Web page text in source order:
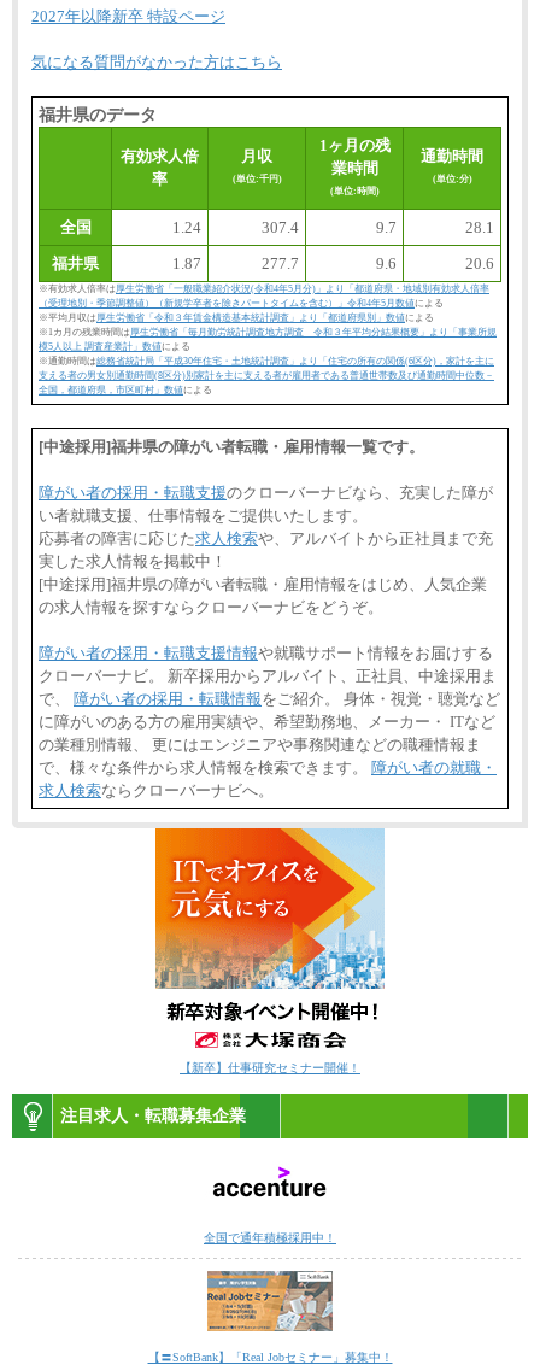
2027年以降新卒 特設ページ
気になる質問がなかった方はこちら
福井県のデータ
有効求人倍
率
月収
(単位:千円)
1ヶ月の残
業時間
(単位:時間)
通勤時間
(単位:分)
全国 1.24 307.4 9.7
28.1
福井県
1.87 277.7 9.6 20.6
※有効求人倍率は 厚生労働省「一般職業紹介状況(令和4年5月分)」より「都道府県・地域別有効求人倍率
（受理地別・季節調整値）（新規学卒者を除きパートタイムを含む）」令和4年5月数値による
※平均月収は 厚生労働省「令和３年賃金構造基本統計調査」より「都道府県別」数値による
※1カ月の残業時間は 厚生労働省「毎月勤労統計調査地方調査 令和３年平均分結果概要」より「事業所規
模5人以上 調査産業計」数値による
※通勤時間は総務省統計局「平成30年住宅・土地統計調査」より「住宅の所有の関係(6区分)，家計を主に
支える者の男女別通勤時間(8区分)別家計を主に支える者が雇用者である普通世帯数及び通勤時間中位数－
全国，都道府県，市区町村」数値による
[中途採用]福井県の障がい者転職・雇用情報一覧です。
障がい者の採用・転職支援のクローバーナビなら、充実した障が
い者就職支援、仕事情報をご提供いたします。
応募者の障害に応じた求人検索や、アルバイトから正社員まで充
実した求人情報を掲載中！
[中途採用]福井県の障がい者転職・雇用情報をはじめ、人気企業
の求人情報を探すならクローバーナビをどうぞ。
障がい者の採用・転職支援情報や就職サポート情報をお届けする
クローバーナビ。 新卒採用からアルバイト、正社員、中途採用ま
で、 障がい者の採用・転職情報をご紹介。 身体・視覚・聴覚など
に障がいのある方の雇用実績や、希望勤務地、メーカー・ ITなど
の業種別情報、 更にはエンジニアや事務関連などの職種情報ま
で、様々な条件から求人情報を検索できます。 障がい者の就職・
求人検索ならクローバーナビへ。
【新卒】仕事研究セミナー開催！
注目求人・転職募集企業
全国で通年積極採用中！
【〓SoftBank】「Real Jobセミナー」募集中！